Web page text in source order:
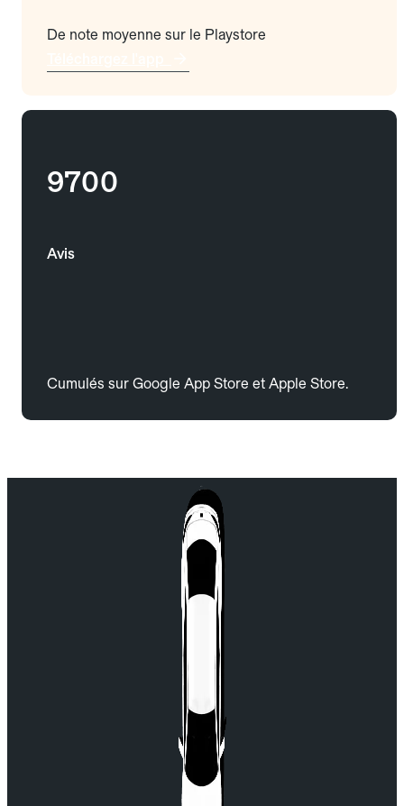
De note moyenne sur le Playstore
9700
Avis
Cumulés sur Google App Store et Apple Store.